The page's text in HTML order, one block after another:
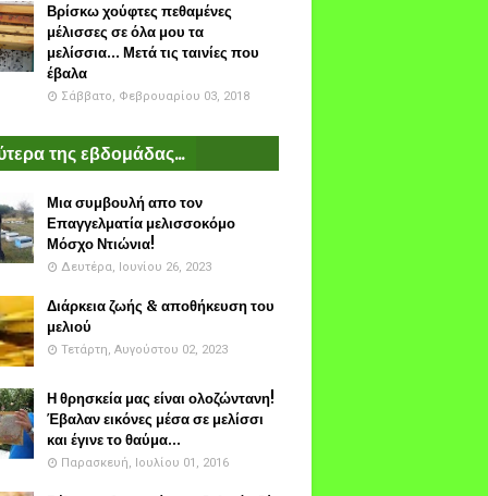
Βρίσκω χούφτες πεθαμένες
μέλισσες σε όλα μου τα
μελίσσια... Μετά τις ταινίες που
έβαλα
Σάββατο, Φεβρουαρίου 03, 2018
της εβδομάδας...
Μια συμβουλή απο τον
Επαγγελματία μελισσοκόμο
Μόσχο Ντιώνια!
Δευτέρα, Ιουνίου 26, 2023
Διάρκεια ζωής & αποθήκευση του
μελιού
Τετάρτη, Αυγούστου 02, 2023
Η θρησκεία μας είναι ολοζώντανη!
Έβαλαν εικόνες μέσα σε μελίσσι
και έγινε το θαύμα...
Παρασκευή, Ιουλίου 01, 2016